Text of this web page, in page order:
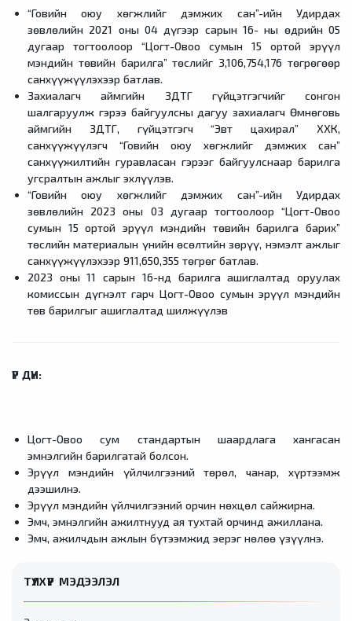
ТҮЛХҮҮР МЭДЭЭЛЭЛ
“Говийн оюу хөгжлийг дэмжих сан”-ийн Удирдах
зөвлөлийн 2021 оны 04 дүгээр сарын 16- ны өдрийн 05
дугаар тогтоолоор “Цогт-Овоо сумын 15 ортой эрүүл
мэндийн төвийн барилга” төслийг 3,106,754,176 төгрөгөөр
санхүүжүүлэхээр батлав.
Захиалагч аймгийн ЗДТГ гүйцэтгэгчийг сонгон
шалгаруулж гэрээ байгуулсны дагуу захиалагч Өмнөговь
аймгийн ЗДТГ, гүйцэтгэгч “Эвт цахирал” ХХК,
санхүүжүүлэгч “Говийн оюу хөгжлийг дэмжих сан”
санхүүжилтийн гуравласан гэрээг байгуулснаар барилга
угсралтын ажлыг эхлүүлэв.
“Говийн оюу хөгжлийг дэмжих сан”-ийн Удирдах
зөвлөлийн 2023 оны 03 дугаар тогтоолоор “Цогт-Овоо
сумын 15 ортой эрүүл мэндийн төвийн барилга барих”
төслийн материалын үнийн өсөлтийн зөрүү, нэмэлт ажлыг
санхүүжүүлэхээр 911,650,355 төгрөг батлав.
2023 оны 11 сарын 16-нд барилга ашиглалтад оруулах
комиссын дүгнэлт гарч Цогт-Овоо сумын эрүүл мэндийн
төв барилгыг ашиглалтад шилжүүлэв
ҮР ДҮН:
Цогт-Овоо сум стандартын шаардлага хангасан
эмнэлгийн барилгатай болсон.
Эрүүл мэндийн үйлчилгээний төрөл, чанар, хүртээмж
дээшилнэ.
Эрүүл мэндийн үйлчилгээний орчин нөхцөл сайжирна.
Эмч, эмнэлгийн ажилтнууд ая тухтай орчинд ажиллана.
Эмч, ажилчдын ажлын бүтээмжид эерэг нөлөө үзүүлнэ.